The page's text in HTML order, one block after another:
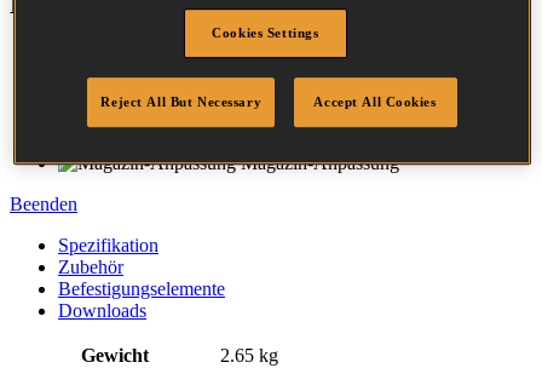
Magnesium-gehäuse
Komfort-Gummigriff
Verstellbarer Abluft-Auslass
Magazin-Anpassung
Beenden
Spezifikation
Zubehör
Befestigungselemente
Downloads
Gewicht
2.65 kg
Cookies Settings
Reject All But Necessary Accept All Cookies